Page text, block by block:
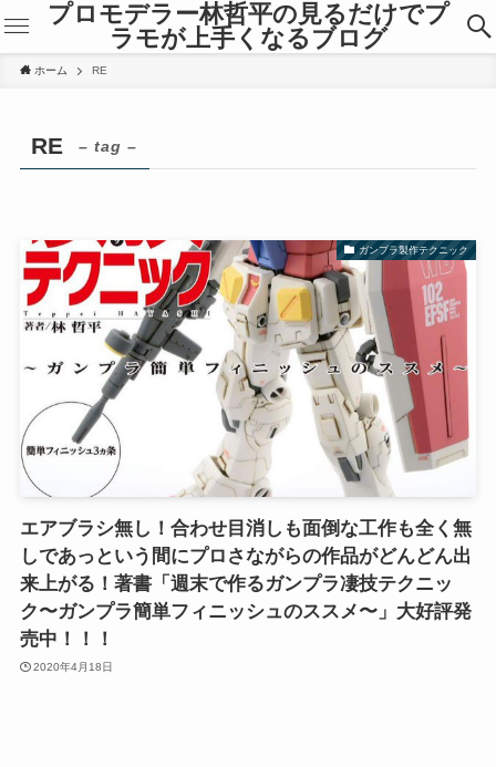
プロモデラー林哲平の見るだけでプ
ラモが上手くなるブログ
ホーム RE
RE – tag –
ガンプラ製作テクニック
エアブラシ無し！合わせ目消しも面倒な工作も全く無
しであっという間にプロさながらの作品がどんどん出
来上がる！著書「週末で作るガンプラ凄技テクニッ
ク〜ガンプラ簡単フィニッシュのススメ〜」大好評発
売中！！！
2020年4月18日